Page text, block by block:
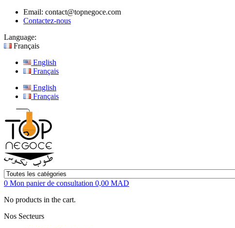
Email: contact@topnegoce.com
Contactez-nous
Language:
Français
English
Français
English
Français
0 Mon panier de consultation 0,00 MAD
No products in the cart.
Nos Secteurs